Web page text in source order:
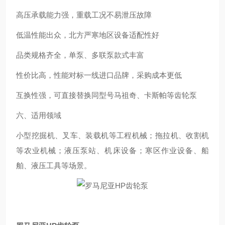
高压承载能力强，重载工况不易泄压故障
低温性能出众，北方严寒地区设备适配性好
品类规格齐全，单泵、多联泵款式丰富
性价比高，性能对标一线进口品牌，采购成本更低
互换性强，可直接替换同型号马祖奇、卡斯帕等齿轮泵
六、适用领域
小型挖掘机、叉车、装载机等工程机械；拖拉机、收割机
等农业机械；液压泵站、机床设备；寒区作业设备、船
舶、液压工具等场景。